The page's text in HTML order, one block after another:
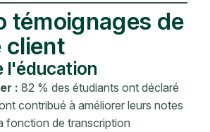
témoignages de
client
l'éducation
: 82 % des étudiants ont déclaré
contribué à améliorer leurs notes
fonction de transcription